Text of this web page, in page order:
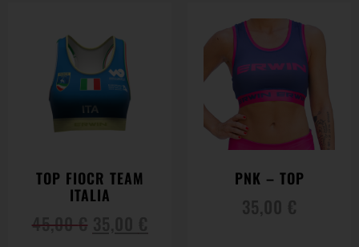
TOP FIOCR TEAM
ITALIA
45,00€
PNK – TOP